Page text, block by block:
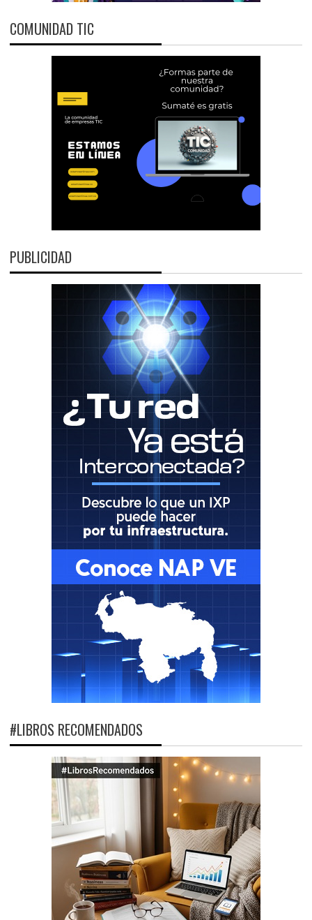
COMUNIDAD TIC
PUBLICIDAD
#LIBROS RECOMENDADOS